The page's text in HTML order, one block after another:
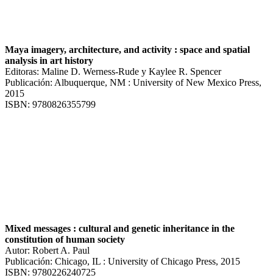
Maya imagery, architecture, and activity : space and spatial
analysis in art history
Editoras: Maline D. Werness-Rude y Kaylee R. Spencer
Publicación: Albuquerque, NM : University of New Mexico Press,
2015
ISBN: 9780826355799
Mixed messages : cultural and genetic inheritance in the
constitution of human society
Autor: Robert A. Paul
Publicación: Chicago, IL : University of Chicago Press, 2015
ISBN: 9780226240725